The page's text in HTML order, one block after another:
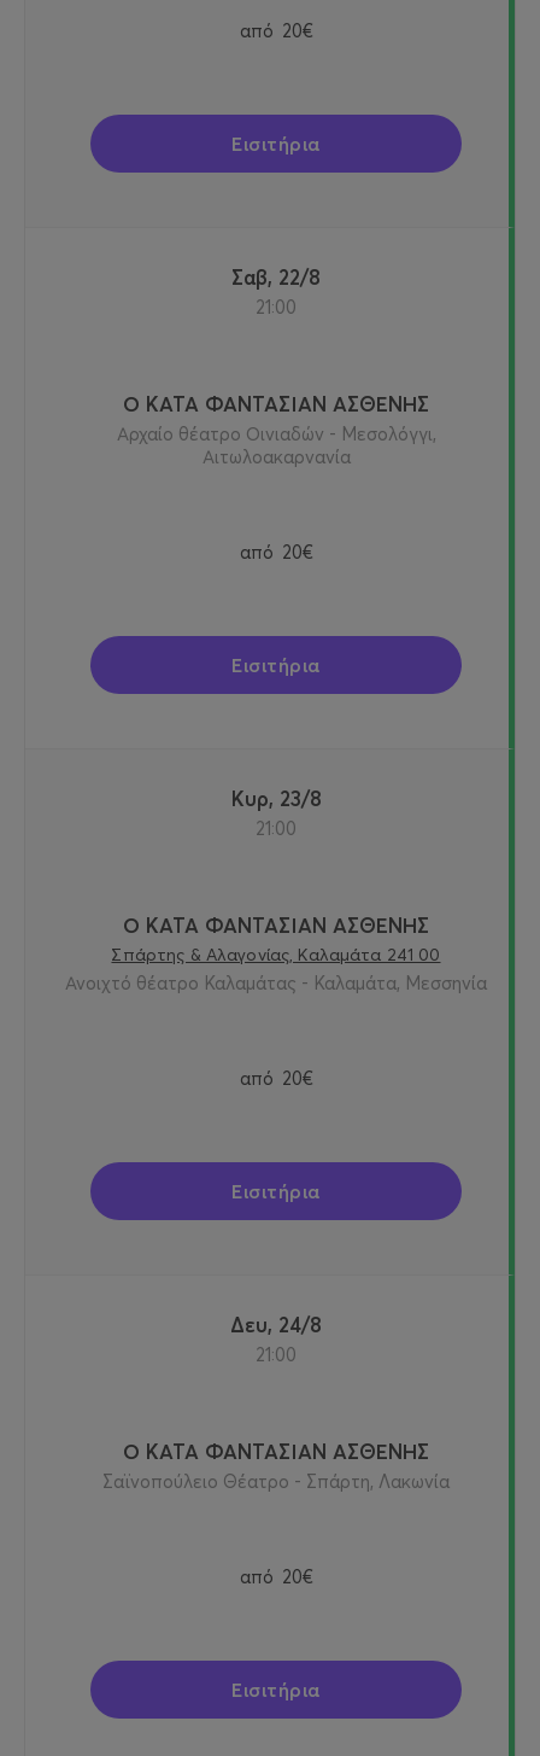
από 20€
Εισιτήρια
Σαβ, 22/8
21:00
Ο ΚΑΤΑ ΦΑΝΤΑΣΙΑΝ ΑΣΘΕΝΗΣ
Αρχαίο θέατρο Οινιαδών - Μεσολόγγι,
Αιτωλοακαρνανία
από 20€
Εισιτήρια
Κυρ, 23/8
21:00
Ο ΚΑΤΑ ΦΑΝΤΑΣΙΑΝ ΑΣΘΕΝΗΣ
Σπάρτης & Αλαγονίας, Καλαμάτα 241 00
Ανοιχτό θέατρο Καλαμάτας - Καλαμάτα, Μεσσηνία
από 20€
Εισιτήρια
Δευ, 24/8
21:00
Ο ΚΑΤΑ ΦΑΝΤΑΣΙΑΝ ΑΣΘΕΝΗΣ
Σαϊνοπούλειο Θέατρο - Σπάρτη, Λακωνία
από 20€
Εισιτήρια